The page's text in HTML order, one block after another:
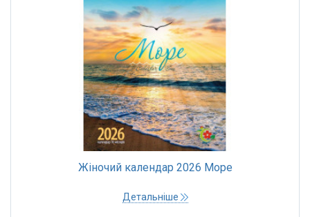
Жіночий календар 2026 Море
Детальніше